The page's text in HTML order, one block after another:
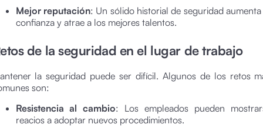
Mejor reputación: Un sólido historial de seguridad
confianza y atrae a los mejores talentos.
de la seguridad en el lugar de trabajo
la seguridad puede ser difícil. Algunos de los retos
son:
Resistencia al cambio: Los empleados pueden
reacios a adoptar nuevos procedimientos.